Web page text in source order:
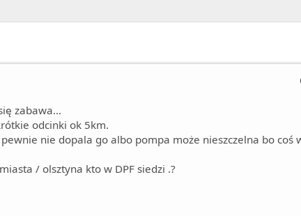
zabawa...
odcinki ok 5km.
nie dopala go albo pompa może nieszczelna bo coś
/ olsztyna kto w DPF siedzi .?